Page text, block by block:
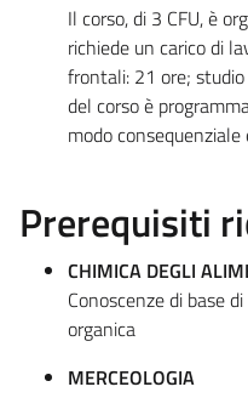
Il corso, di 3 CFU, è
richiede un carico di
frontali: 21 ore;
del corso è
modo consequenziale
Prerequisiti
CHIMICA DEGLI
Conoscenze di base
organica
MERCEOLOGIA